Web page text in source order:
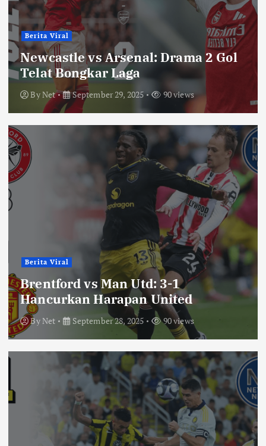
Berita Viral
Newcastle vs Arsenal: Drama 2 Gol
Telat Bongkar Laga
ByNet September 29, 2025 90 views
Berita Viral
Brentford vs Man Utd: 3-1
Hancurkan Harapan United
ByNet September 28, 2025 90 views